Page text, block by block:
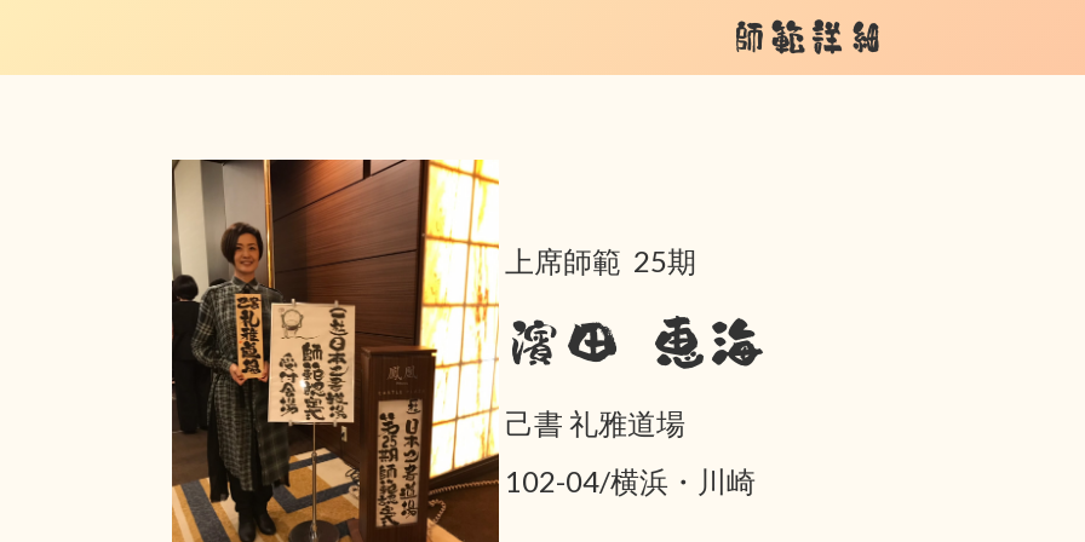
師範詳細
上席師範 25期
濱田 恵海
己書 礼雅道場
102-04/横浜・川崎